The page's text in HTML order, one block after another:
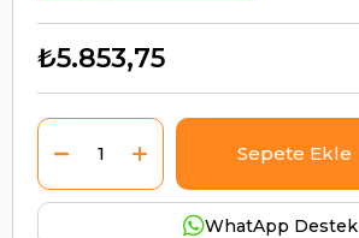
₺5.853,75
WhatApp Destek